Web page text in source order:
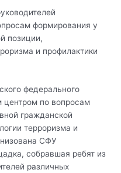
формирования у
позиции,
и профилактики
федерального
центром по вопросам
гражданской
терроризма и
СФУ
собравшая ребят из
различных